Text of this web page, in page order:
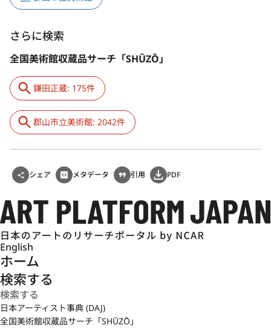
さらに検索
全国美術館収蔵品サーチ「SHŪZŌ」
鎌田正蔵: 175件
郡山市立美術館: 2042件
シェア メタデータ 引用 PDF
English
ホーム
検索する
日本アーティスト事典 (DAJ)
全国美術館収蔵品サーチ「SHŪZŌ」